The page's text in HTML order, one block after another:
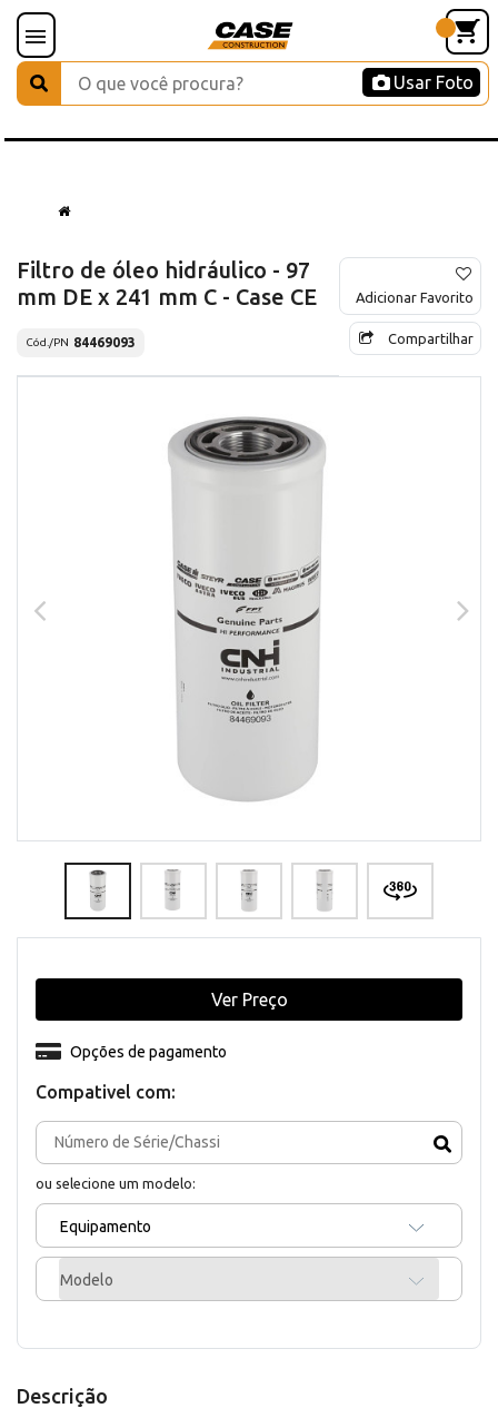
Usar Foto
Filtro de óleo hidráulico - 97
mm DE x 241 mm C - Case CE
Cód./PN 84469093
Adicionar Favorito
Compartilhar
Compativel com:
ou selecione um modelo:
Equipamento
Modelo
Opções de pagamento
Ver Preço
Descrição